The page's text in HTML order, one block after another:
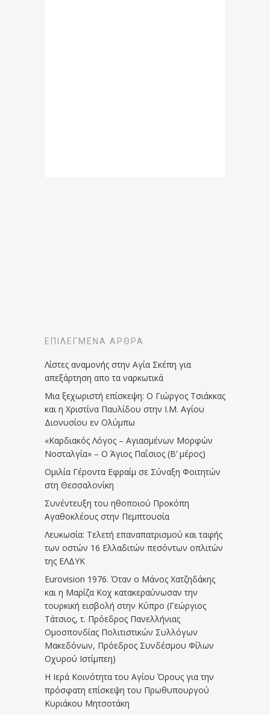
ΕΠΙΛΕΓΜΈΝΑ ΆΡΘΡΑ
Λίστες αναμονής στην Αγία Σκέπη για
απεξάρτηση απο τα ναρκωτικά
Μια ξεχωριστή επίσκεψη: Ο Γιώργος Τσιάκκας
και η Χριστίνα Παυλίδου στην Ι.Μ. Αγίου
Διονυσίου εν Ολύμπω
«Καρδιακός Λόγος – Αγιασμένων Μορφών
Νοσταλγία» – Ο Άγιος Παΐσιος (Β’ μέρος)
Ομιλία Γέροντα Εφραίμ σε Σύναξη Φοιτητών
στη Θεσσαλονίκη
Συνέντευξη του ηθοποιού Προκόπη
Αγαθοκλέους στην Πεμπτουσία
Λευκωσία: Τελετή επαναπατρισμού και ταφής
των οστών 16 Ελλαδιτών πεσόντων οπλιτών
της ΕΛΔΥΚ
Eurovision 1976. Όταν ο Μάνος Χατζηδάκης
και η Μαρίζα Κοχ κατακεραύνωσαν την
τουρκική εισβολή στην Κύπρο (Γεώργιος
Τάτσιος, τ. Πρόεδρος Πανελλήνιας
Ομοσπονδίας Πολιτιστικών Συλλόγων
Μακεδόνων, Πρόεδρος Συνδέσμου Φίλων
Οχυρού Ιστίμπεη)
Η Ιερά Κοινότητα του Αγίου Όρους για την
πρόσφατη επίσκεψη του Πρωθυπουργού
Κυριάκου Μητσοτάκη